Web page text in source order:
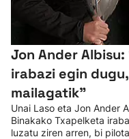
Jon Ander
irabazi egin
mailagatik”
Unai Laso eta Jon Ander
Binakako Txapelketa
luzatu ziren arren, bi